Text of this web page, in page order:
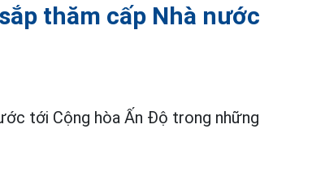
thăm cấp Nhà nước
tới Cộng hòa Ấn Độ trong những